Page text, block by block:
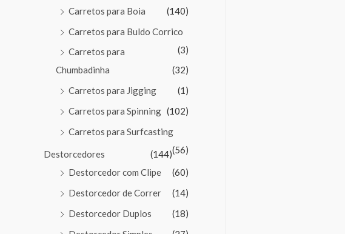
Carretos para Boia
(140)
Carretos para Buldo Corrico
(3)
Carretos para
Chumbadinha
(32)
Carretos para Jigging
(1)
Carretos para Spinning (102)
Carretos para Surfcasting
(56)
Destorcedores
(144)
Destorcedor com Clipe
(60)
Destorcedor de Correr
(14)
Destorcedor Duplos
(18)